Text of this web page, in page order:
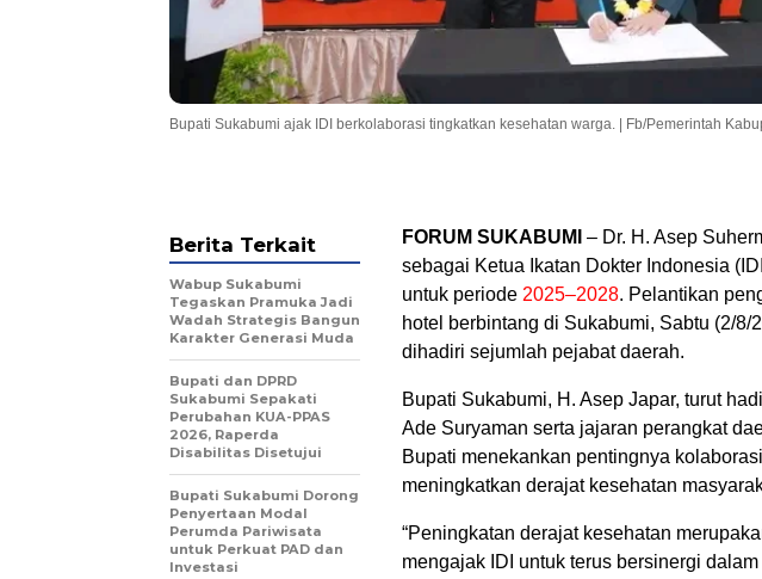
Bupati Sukabumi ajak IDI berkolaborasi tingkatkan kesehatan warga. | Fb/Pemerintah
FORUM SUKABUMI – Dr. H. Asep
sebagai Ketua Ikatan Dokter Indonesia
untuk periode 2025–2028. Pelantikan
hotel berbintang di Sukabumi, Sabtu (2/
dihadiri sejumlah pejabat daerah.
Bupati Sukabumi, H. Asep Japar, turut
Ade Suryaman serta jajaran perangkat
Bupati menekankan pentingnya
meningkatkan derajat kesehatan
“Peningkatan derajat kesehatan
mengajak IDI untuk terus bersinergi
Berita Terkait
Wabup Sukabumi
Tegaskan Pramuka Jadi
Wadah Strategis Bangun
Karakter Generasi Muda
Bupati dan DPRD
Sukabumi Sepakati
Perubahan KUA-PPAS
2026, Raperda
Disabilitas Disetujui
Bupati Sukabumi Dorong
Penyertaan Modal
Perumda Pariwisata
untuk Perkuat PAD dan
Investasi